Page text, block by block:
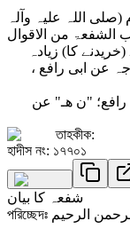
اللہ علیہ وآلہ
کا) زیادہ
عن ابی رافع ،
رافع؛ "ن هـ" عن
তাহকীক:
হাদীস নং: ১৭৭০১
شفعہ کا بیان